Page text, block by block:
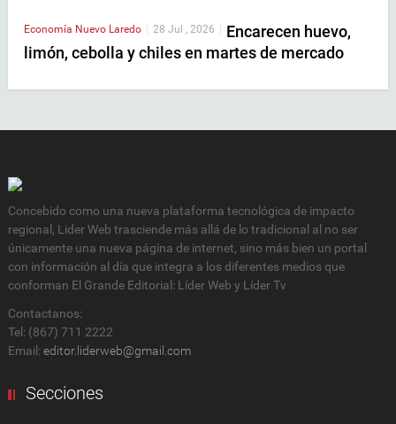
Economía Nuevo Laredo 28 Jul , 2026
Encarecen huevo,
limón, cebolla y chiles en martes de mercado
Concebido como una nueva plataforma tecnológica de impacto
regional, Lider Web trasciende más allá de lo tradicional al no ser
únicamente una nueva página de internet, sino más bien un portal
con información al día que integra a los diferentes medios que
conforman El Grande Editorial: Líder Web y Líder Tv
Contactanos:
Tel: (867) 711 2222
Email: editor.liderweb@gmail.com
Secciones